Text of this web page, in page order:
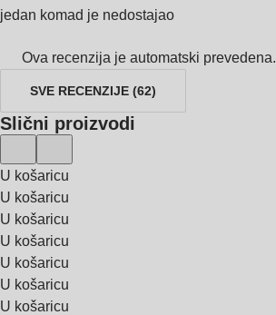
jedan komad je nedostajao
Ova recenzija je automatski prevedena.
SVE RECENZIJE (62)
Slični proizvodi
U košaricu
U košaricu
U košaricu
U košaricu
U košaricu
U košaricu
U košaricu